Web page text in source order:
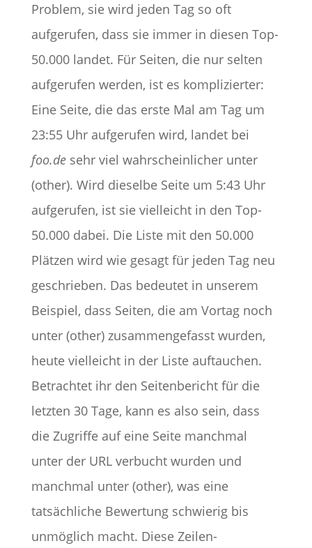
Problem, sie wird jeden Tag so oft
aufgerufen, dass sie immer in diesen Top-
50.000 landet. Für Seiten, die nur selten
aufgerufen werden, ist es komplizierter:
Eine Seite, die das erste Mal am Tag um
23:55 Uhr aufgerufen wird, landet bei
foo.desehr viel wahrscheinlicher unter
(other). Wird dieselbe Seite um 5:43 Uhr
aufgerufen, ist sie vielleicht in den Top-
50.000 dabei. Die Liste mit den 50.000
Plätzen wird wie gesagt für jeden Tag neu
geschrieben. Das bedeutet in unserem
Beispiel, dass Seiten, die am Vortag noch
unter (other) zusammengefasst wurden,
heute vielleicht in der Liste auftauchen.
Betrachtet ihr den Seitenbericht für die
letzten 30 Tage, kann es also sein, dass
die Zugriffe auf eine Seite manchmal
unter der URL verbucht wurden und
manchmal unter (other), was eine
tatsächliche Bewertung schwierig bis
unmöglich macht. Diese Zeilen-